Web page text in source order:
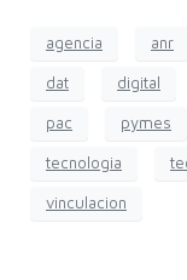
agencia anr
dat digital
pac pymes
tecnologia
vinculacion